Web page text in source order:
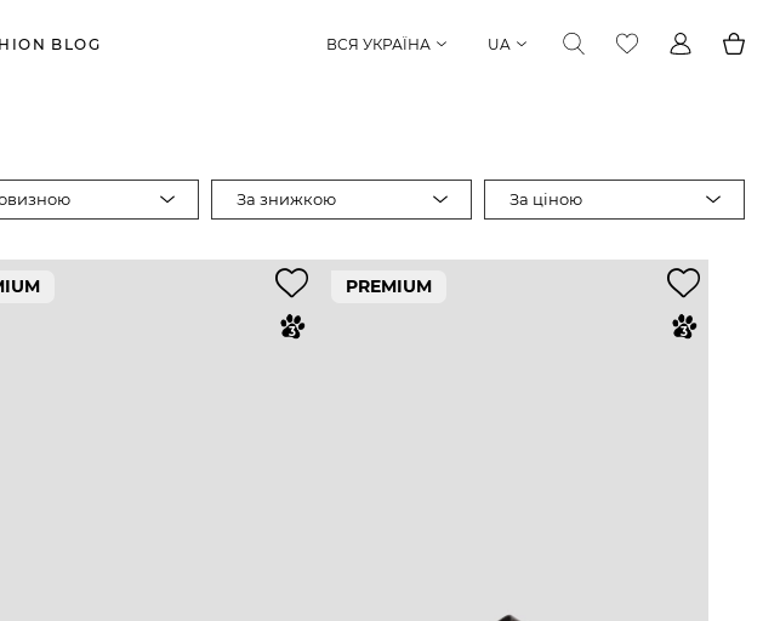
BLOG ВСЯ УКРАЇНА UA
За знижкою За ціною
PREMIUM